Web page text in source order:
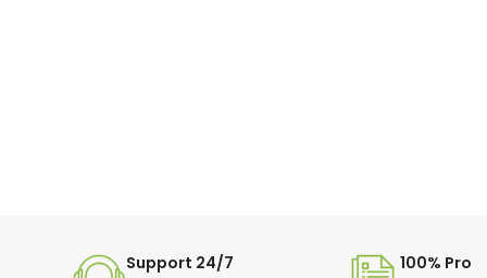
toute la
Support 24/7 100% Pro